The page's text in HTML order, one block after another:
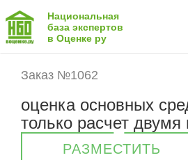
Национальная
база экспертов
в Оценке ру
Заказ №1062
оценка основных
только расчет
РАЗМЕСТИТЬ